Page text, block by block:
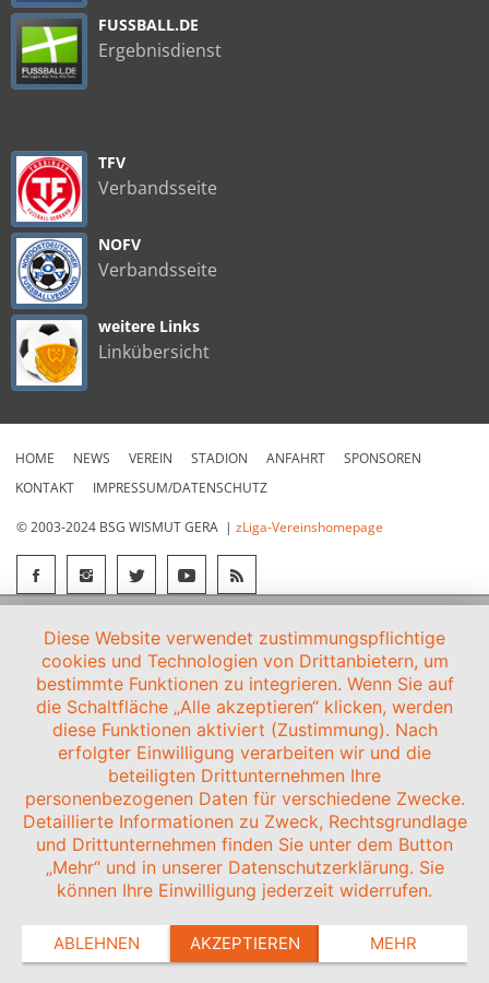
FUSSBALL.DE
Ergebnisdienst
TFV
Verbandsseite
NOFV
Verbandsseite
weitere Links
Linkübersicht
HOME NEWS VEREIN STADION ANFAHRT
SPONSOREN
KONTAKT
IMPRESSUM/DATENSCHUTZ
© 2003-2024 BSG WISMUT GERA | zLiga-Vereinshomepage
Diese Website verwendet zustimmungspflichtige
cookies und Technologien von Drittanbietern, um
bestimmte Funktionen zu integrieren. Wenn Sie auf
die Schaltfläche „Alle akzeptieren“ klicken, werden
diese Funktionen aktiviert (Zustimmung). Nach
erfolgter Einwilligung verarbeiten wir und die
beteiligten Drittunternehmen Ihre
personenbezogenen Daten für verschiedene Zwecke.
Detaillierte Informationen zu Zweck, Rechtsgrundlage
und Drittunternehmen finden Sie unter dem Button
„Mehr“ und in unserer Datenschutzerklärung. Sie
können Ihre Einwilligung jederzeit widerrufen.
ABLEHNEN AKZEPTIEREN MEHR